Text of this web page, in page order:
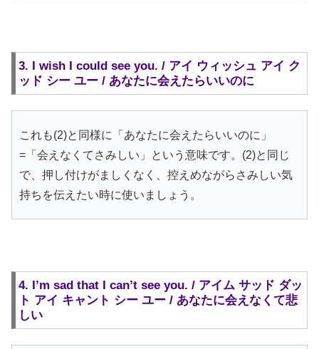
3. I wish I could see you. / アイ ウィッシュ アイ ク
ッド シー ユー / あなたに会えたらいいのに
これも(2)と同様に「あなたに会えたらいいのに」
=「会えなくてさみしい」という意味です。(2)と同じ
で、押し付けがましくなく、控えめながらさみしい気
持ちを伝えたい時に使いましょう。
4. I’m sad that I can’t see you. / アイム サッド ダッ
ト アイ キャント シー ユー / あなたに会えなくて悲
しい